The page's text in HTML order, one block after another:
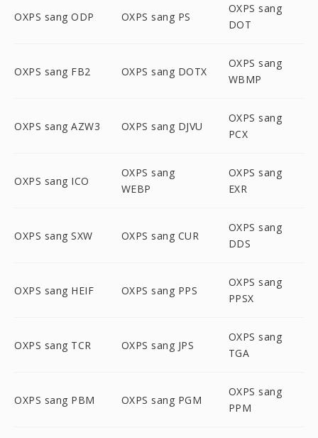
OXPS sang ODP OXPS sang PS
OXPS sang
DOT
OXPS sang FB2 OXPS sang DOTX
OXPS sang
WBMP
OXPS sang AZW3 OXPS sang DJVU
OXPS sang
PCX
OXPS sang ICO
OXPS sang
WEBP
OXPS sang
EXR
OXPS sang SXW OXPS sang CUR
OXPS sang
DDS
OXPS sang HEIF OXPS sang PPS
OXPS sang
PPSX
OXPS sang TCR OXPS sang JPS
OXPS sang
TGA
OXPS sang PBM OXPS sang PGM
OXPS sang
PPM